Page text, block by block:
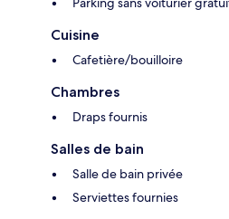
Cuisine
Cafetière/bouilloire
Chambres
Draps fournis
Salles de bain
Salle de bain privée
Serviettes fournies